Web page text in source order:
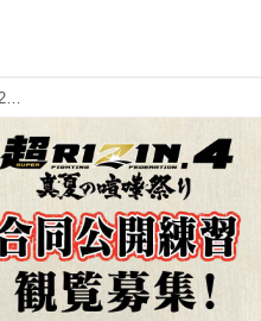
【7/15更新】観覧募集！7/20（日）豪華メンバーが揃う超RIZIN.4 真夏の喧嘩祭りの合同公開練習を都内某所で実施！